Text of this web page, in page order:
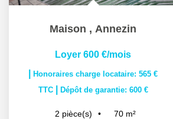
Maison , Annezin
Loyer 600 €/mois
Honoraires charge locataire: 565 €
TTC
Dépôt de garantie: 600 €
2 pièce(s) 70 m²